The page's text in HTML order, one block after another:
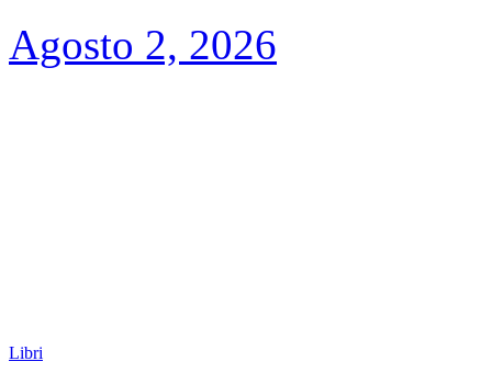
Agosto 2, 2026
Libri